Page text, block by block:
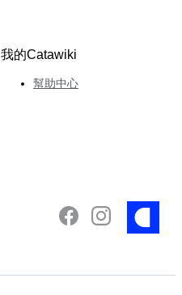
我的Catawiki
幫助中心